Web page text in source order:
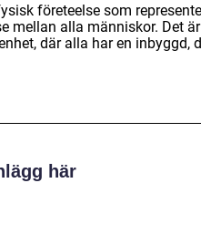
företeelse som
mellan alla människor. Det
där alla har en inbyggd,
här